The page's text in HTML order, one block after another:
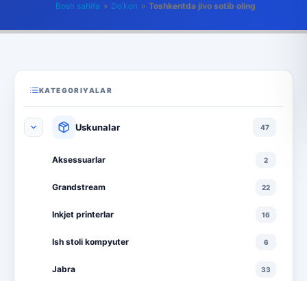
Bosh sahifa » Do’kon » Toshkentda jivo sotib oling
KATEGORIYALAR
Uskunalar 47
Aksessuarlar 2
Grandstream 22
Inkjet printerlar 16
Ish stoli kompyuter 6
Jabra 33